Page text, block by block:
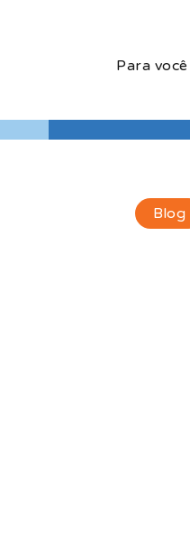
Para você
Blog